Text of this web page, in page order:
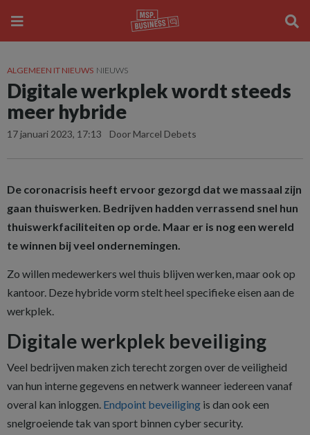
ALGEMEEN IT NIEUWS NIEUWS
Digitale werkplek wordt steeds
meer hybride
17 januari 2023, 17:13 Door Marcel Debets
De coronacrisis heeft ervoor gezorgd dat we massaal zijn
gaan thuiswerken. Bedrijven hadden verrassend snel hun
thuiswerkfaciliteiten op orde. Maar er is nog een wereld
te winnen bij veel ondernemingen.
Zo willen medewerkers wel thuis blijven werken, maar ook op
kantoor. Deze hybride vorm stelt heel specifieke eisen aan de
werkplek.
Digitale werkplek beveiliging
Veel bedrijven maken zich terecht zorgen over de veiligheid
van hun interne gegevens en netwerk wanneer iedereen vanaf
overal kan inloggen. Endpoint beveiliging is dan ook een
snelgroeiende tak van sport binnen cyber security.